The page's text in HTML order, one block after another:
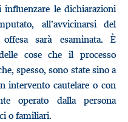
le dichiarazioni
all’avvicinarsi del
sarà esaminata. È
cose che il processo
spesso, sono state sino a
intervento cautelare o con
operato dalla persona
o familiari.